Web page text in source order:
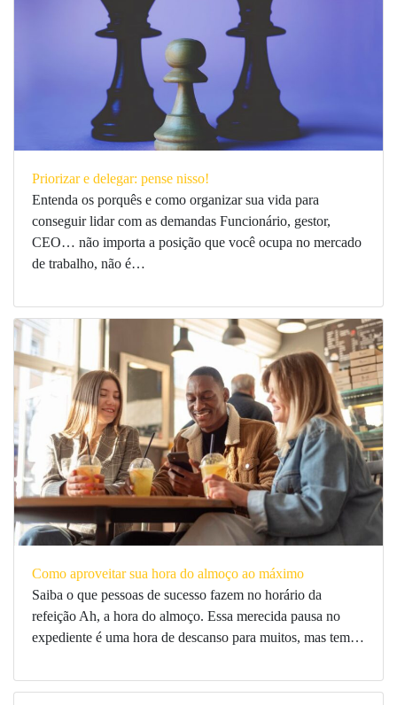
Priorizar e delegar: pense nisso!
Entenda os porquês e como organizar sua vida para
conseguir lidar com as demandas Funcionário, gestor,
CEO… não importa a posição que você ocupa no mercado
de trabalho, não é…
Como aproveitar sua hora do almoço ao máximo
Saiba o que pessoas de sucesso fazem no horário da
refeição Ah, a hora do almoço. Essa merecida pausa no
expediente é uma hora de descanso para muitos, mas tem…